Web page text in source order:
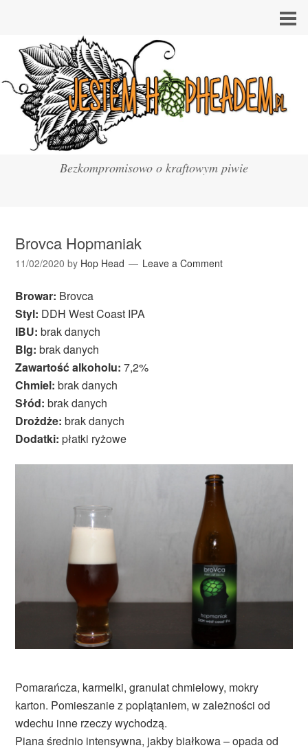
Bezkompromisowo o kraftowym piwie
Brovca Hopmaniak
11/02/2020 by Hop Head Leave a Comment
Browar: Brovca
Styl: DDH West Coast IPA
IBU: brak danych
Blg: brak danych
Zawartość alkoholu: 7,2%
Chmiel: brak danych
Słód: brak danych
Drożdże: brak danych
Dodatki: płatki ryżowe
Pomarańcza, karmelki, granulat chmielowy, mokry
karton. Pomieszanie z poplątaniem, w zależności od
wdechu inne rzeczy wychodzą.
Piana średnio intensywna, jakby białkowa – opada od